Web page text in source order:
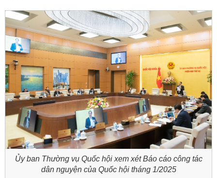
Ủy ban Thường vụ Quốc hội xem xét Báo cáo công tác
dân nguyện của Quốc hội tháng 1/2025